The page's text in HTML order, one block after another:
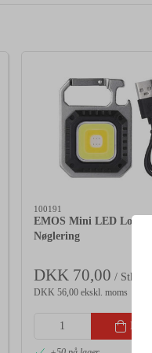
100191
EMOS Mini LED
Nøglering
DKK 70,00 / Stk
DKK 56,00 ekskl. moms
Læg